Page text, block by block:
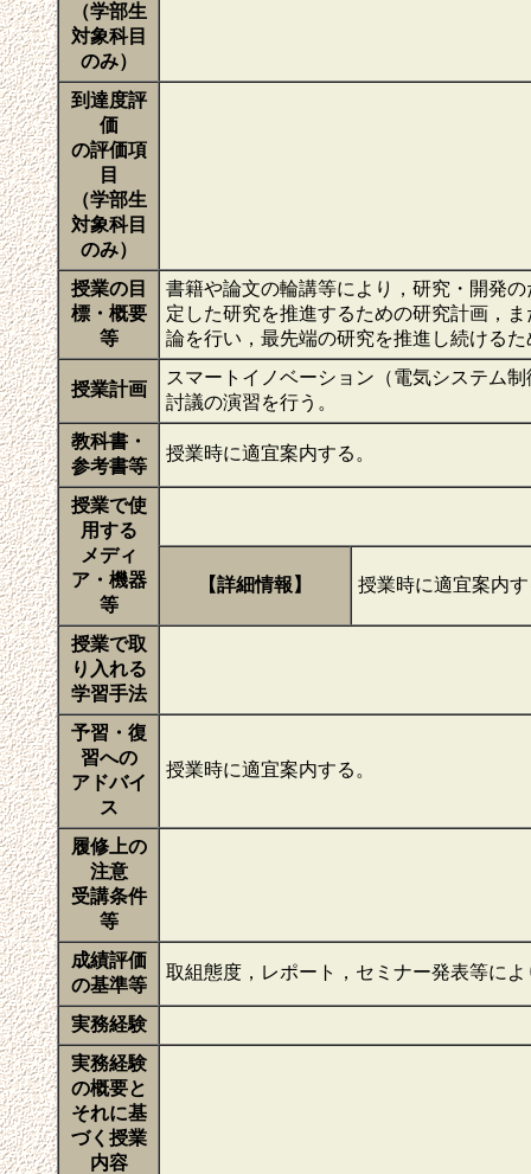
（学部生
対象科目
のみ）
到達度評
価
の評価項
目
（学部生
対象科目
のみ）
授業の目
標・概要
等
書籍や論文の輪講等により，研究・開発
定した研究を推進するための研究計画，
論を行い，最先端の研究を推進し続ける
授業計画
スマートイノベーション（電気システム
討議の演習を行う。
教科書・
参考書等
授業時に適宜案内する。
授業で使
用する
メディ
ア・機器
等
【詳細情報】 授業時に適宜案内
授業で取
り入れる
学習手法
予習・復
習への
アドバイ
ス
授業時に適宜案内する。
履修上の
注意
受講条件
等
成績評価
の基準等
取組態度，レポート，セミナー発表等に
実務経験
実務経験
の概要と
それに基
づく授業
内容